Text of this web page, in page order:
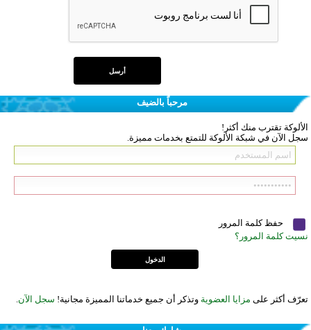
مرحباً بالضيف
الألوكة تقترب منك أكثر!
سجل الآن في شبكة الألوكة للتمتع بخدمات مميزة.
حفظ كلمة المرور
نسيت كلمة المرور؟
تعرّف أكثر على مزايا العضوية وتذكر أن جميع خدماتنا المميزة مجانية! سجل الآن.